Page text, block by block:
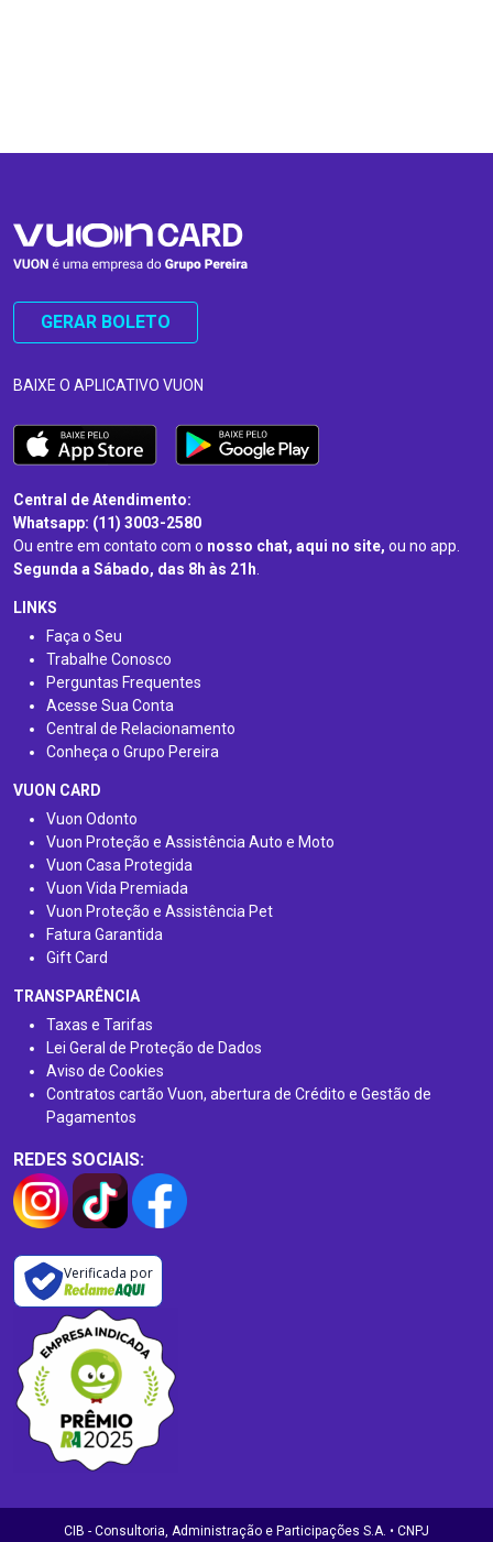
GERAR BOLETO
BAIXE O APLICATIVO VUON
Central de Atendimento:
Whatsapp: (11) 3003-2580
Ou entre em contato com o nosso chat, aqui no site, ou no app.
Segunda a Sábado, das 8h às 21h.
LINKS
Faça o Seu
Trabalhe Conosco
Perguntas Frequentes
Acesse Sua Conta
Central de Relacionamento
Conheça o Grupo Pereira
VUON CARD
Vuon Odonto
Vuon Proteção e Assistência Auto e Moto
Vuon Casa Protegida
Vuon Vida Premiada
Vuon Proteção e Assistência Pet
Fatura Garantida
Gift Card
TRANSPARÊNCIA
Taxas e Tarifas
Lei Geral de Proteção de Dados
Aviso de Cookies
Contratos cartão Vuon, abertura de Crédito e Gestão de
Pagamentos
REDES SOCIAIS:
Verificada por
CIB - Consultoria, Administração e Participações S.A. • CNPJ